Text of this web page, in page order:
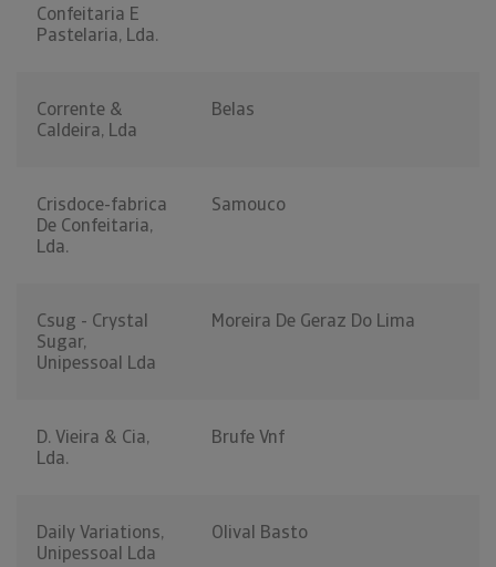
Confeitaria E
Pastelaria, Lda.
Corrente &
Caldeira, Lda
Belas
Crisdoce-fabrica
De Confeitaria,
Lda.
Samouco
Csug - Crystal
Sugar,
Unipessoal Lda
Moreira De Geraz Do Lima
D. Vieira & Cia,
Lda.
Brufe Vnf
Daily Variations,
Unipessoal Lda
Olival Basto